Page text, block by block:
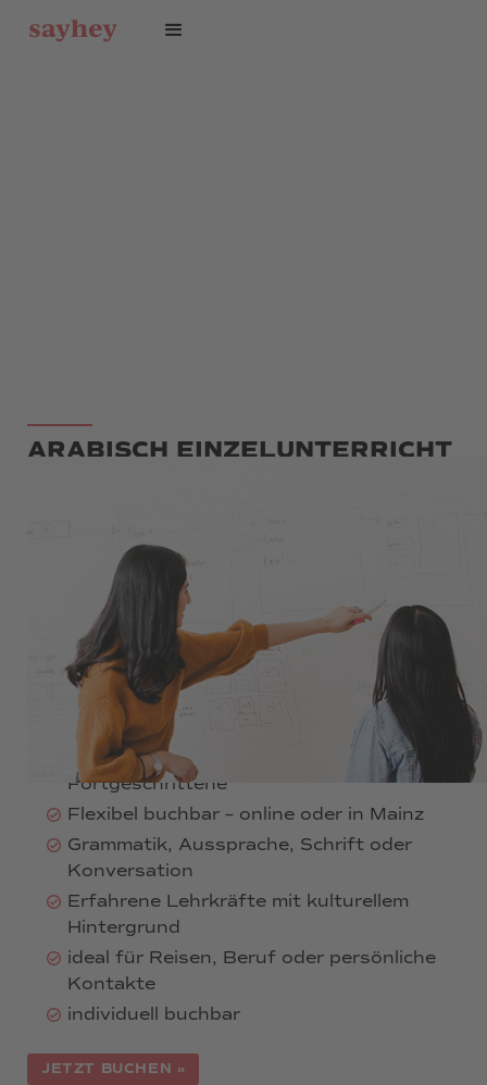
ARABISCH EINZELUNTERRICHT
Einzelunterricht mit voller
Aufmerksamkeit
Lernen in deinem Tempo – individuell
angepasst
Hocharabisch oder Dialekt nach Wahl
Ideal für Anfänger:innen und
Fortgeschrittene
Flexibel buchbar – online oder in Mainz
Grammatik, Aussprache, Schrift oder
Konversation
Erfahrene Lehrkräfte mit kulturellem
Hintergrund
ideal für Reisen, Beruf oder persönliche
Kontakte
individuell buchbar
JETZT BUCHEN »